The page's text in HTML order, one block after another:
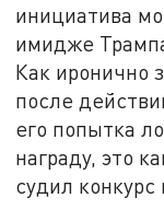
инициатива
имидже
Как иронично
после
его попытка
награду, это
судил конкурс